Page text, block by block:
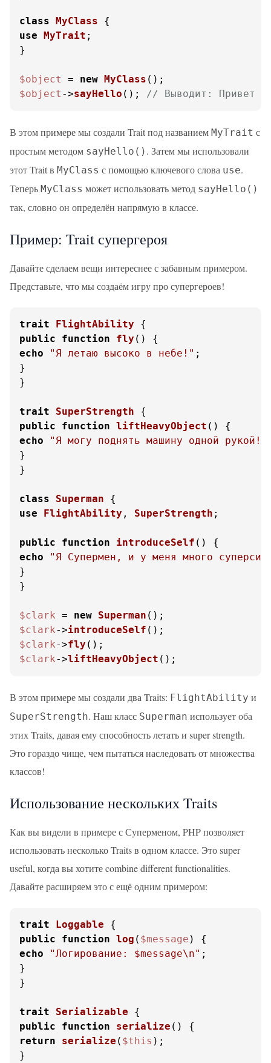
class MyClass
use MyTrait ;
}
$object = new MyClass
$object ->sayHello (); // Выводит: Привет
В этом примере мы создали Trait под названием MyTrait с
простым методом sayHello() . Затем мы использовали
этот Trait в MyClass с помощью ключевого слова use.
Теперь MyClass может использовать метод sayHello()
так, словно он определён напрямую в классе.
Пример: Trait супергероя
Давайте сделаем вещи интереснее с забавным примером.
Представьте, что мы создаём игру про супергероев!
trait FlightAbility
public
function fly ( )
echo
"Я летаю высоко в небе!" ;
}
}
trait SuperStrength
public
function liftHeavyObject ( )
echo
"Я могу поднять машину одной рукой!"
}
}
class Superman
use
FlightAbility , SuperStrength ;
public function introduceSelf ( )
echo
"Я Супермен, и у меня много
}
}
$clark = new Superman
$clark->introduceSelf
$clark->fly
$clark->liftHeavyObject ();
В этом примере мы создали два Traits: FlightAbility и
SuperStrength. Наш класс Superman использует оба
этих Traits, давая ему способность летать и super strength.
Это гораздо чище, чем пытаться наследовать от множества
классов!
Использование нескольких Traits
Как вы видели в примере с Суперменом, PHP позволяет
использовать несколько Traits в одном классе. Это super
useful, когда вы хотите combine different functionalities.
Давайте расширяем это с ещё одним примером:
trait Loggable
public
function log ( $message )
echo
"Логирование: $message\n" ;
}
}
trait Serializable
public
function serialize ( )
return
serialize ( $this );
}